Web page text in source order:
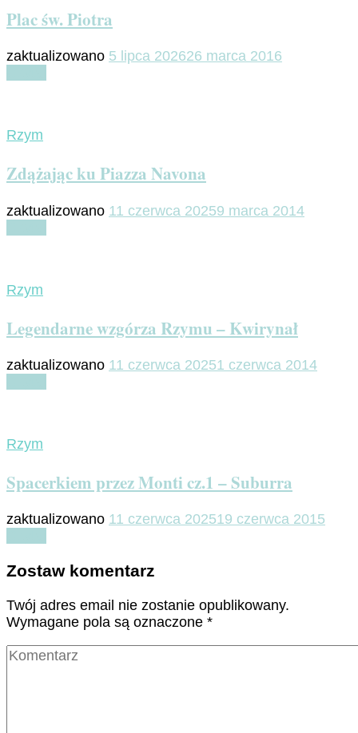
Plac św. Piotra
zaktualizowano 5 lipca 202626 marca 2016
Rzym
Zdążając ku Piazza Navona
zaktualizowano 11 czerwca 20259 marca 2014
Rzym
Legendarne wzgórza Rzymu – Kwirynał
zaktualizowano 11 czerwca 20251 czerwca 2014
Rzym
Spacerkiem przez Monti cz.1 – Suburra
zaktualizowano 11 czerwca 202519 czerwca 2015
Zostaw komentarz
Twój adres email nie zostanie opublikowany.
Wymagane pola są oznaczone *